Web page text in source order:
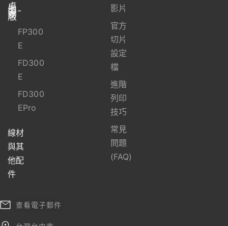
桌
上
型-
資
安
版
FP300
E
FD300
E
FD300
EPro
線材
與其
他配
件
影片
官方
切片
設定
檔
進階
列印
技巧
常見
問題
(FAQ)
查看電子郵件